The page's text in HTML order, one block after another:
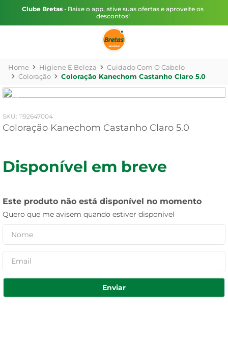
Clube Bretas • Baixe o app, ative suas ofertas e aproveite os
descontos!
Higiene E Beleza
Cuidado Com O Cabelo
Coloração
Coloração Kanechom Castanho Claro 5.0
: 1192647004
Coloração Kanechom Castanho Claro 5.0
Disponível em breve
Este produto não está disponível no momento
Quero que me avisem quando estiver disponível
Enviar